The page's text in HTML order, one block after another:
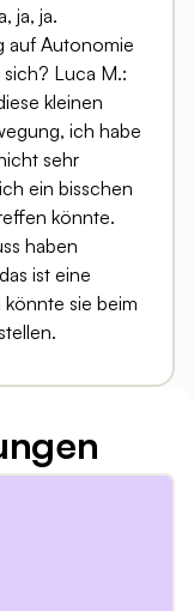
ja, ja.
auf Autonomie
Luca M.:
kleinen
ich habe
sehr
ein bisschen
könnte.
haben
ist eine
sie beim